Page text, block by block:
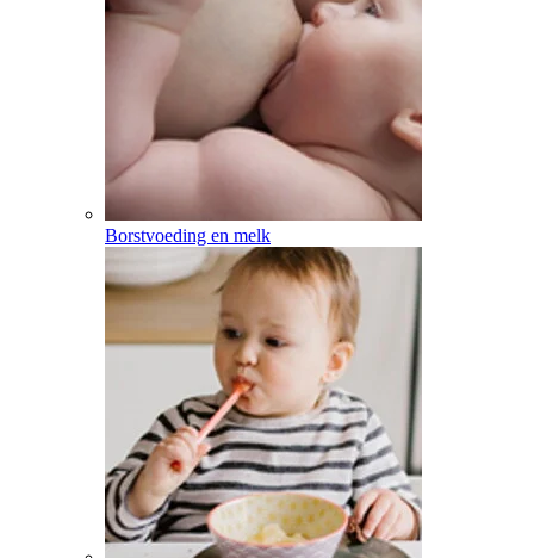
Borstvoeding en melk